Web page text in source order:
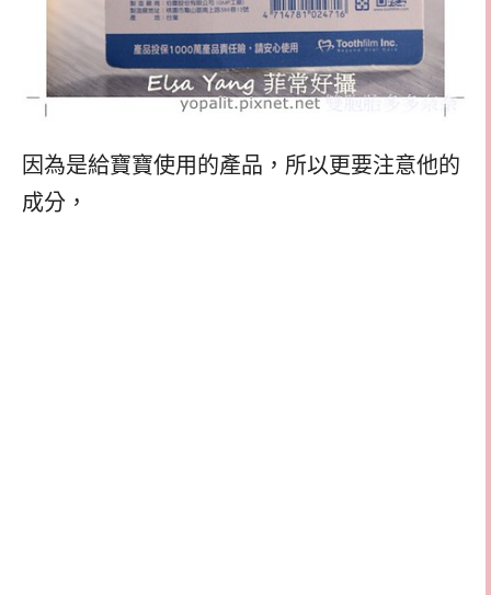
因為是給寶寶使用的產品，所以更要注意他的
成分，